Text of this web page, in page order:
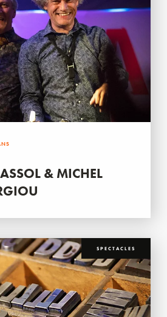
& MICHEL
SPECTACLES